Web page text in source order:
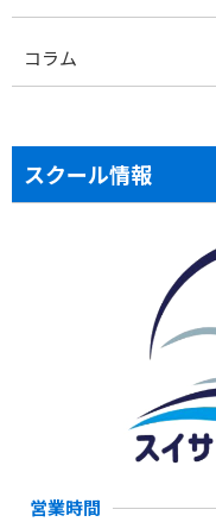
コラム
スクール情報
営業時間